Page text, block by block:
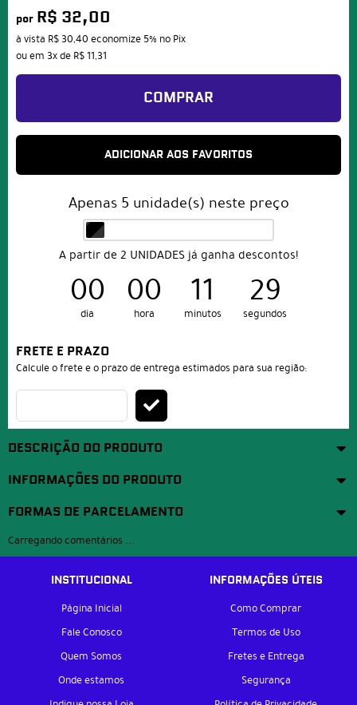
por R$ 32,00
à vista R$ 30,40 economize 5% no Pix
ou em 3xde R$ 11,31
COMPRAR
ADICIONAR AOS FAVORITOS
Apenas 5 unidade(s) neste preço
A partir de 2 UNIDADES já ganha descontos!
00
dia
00
hora
11
minutos
29
segundos
FRETE E PRAZO
Calcule o frete e o prazo de entrega estimados para sua região:
DESCRIÇÃO DO PRODUTO
INFORMAÇÕES DO PRODUTO
FORMAS DE PARCELAMENTO
Carregando comentários ...
INSTITUCIONAL
Página Inicial
Fale Conosco
Quem Somos
Onde estamos
INFORMAÇÕES ÚTEIS
Como Comprar
Termos de Uso
Fretes e Entrega
Segurança